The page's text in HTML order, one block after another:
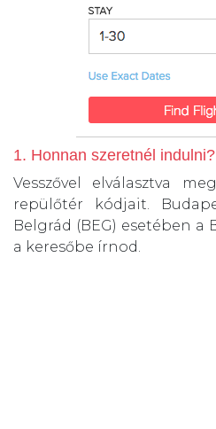
1. Honnan szeretnél indulni?
Vesszővel elválasztva
repülőtér kódjait.
Belgrád (BEG) esetében a
a keresőbe írnod.